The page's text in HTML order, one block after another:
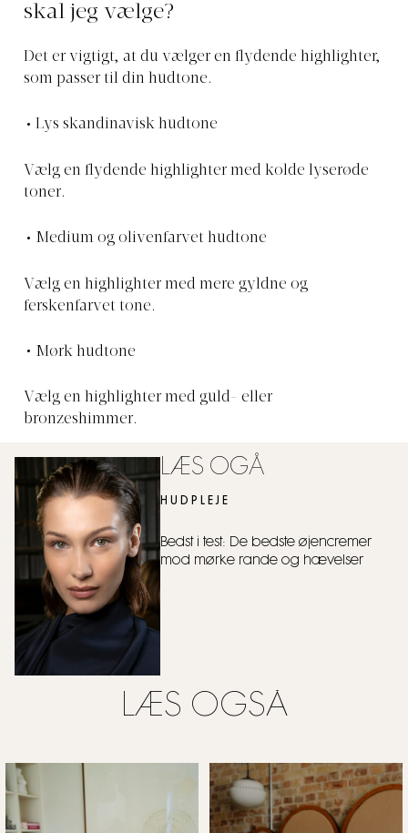
skal jeg vælge?
Det er vigtigt, at du vælger en flydende highlighter,
som passer til din hudtone.
Lys skandinavisk hudtone
Vælg en flydende highlighter med kolde lyserøde
toner.
Medium og olivenfarvet hudtone
Vælg en highlighter med mere gyldne og
ferskenfarvet tone.
Mørk hudtone
Vælg en highlighter med guld- eller
bronzeshimmer.
LÆS OGÅ
HUDPLEJE
Bedst i test: De bedste øjencremer
mod mørke rande og hævelser
LÆS OGSÅ